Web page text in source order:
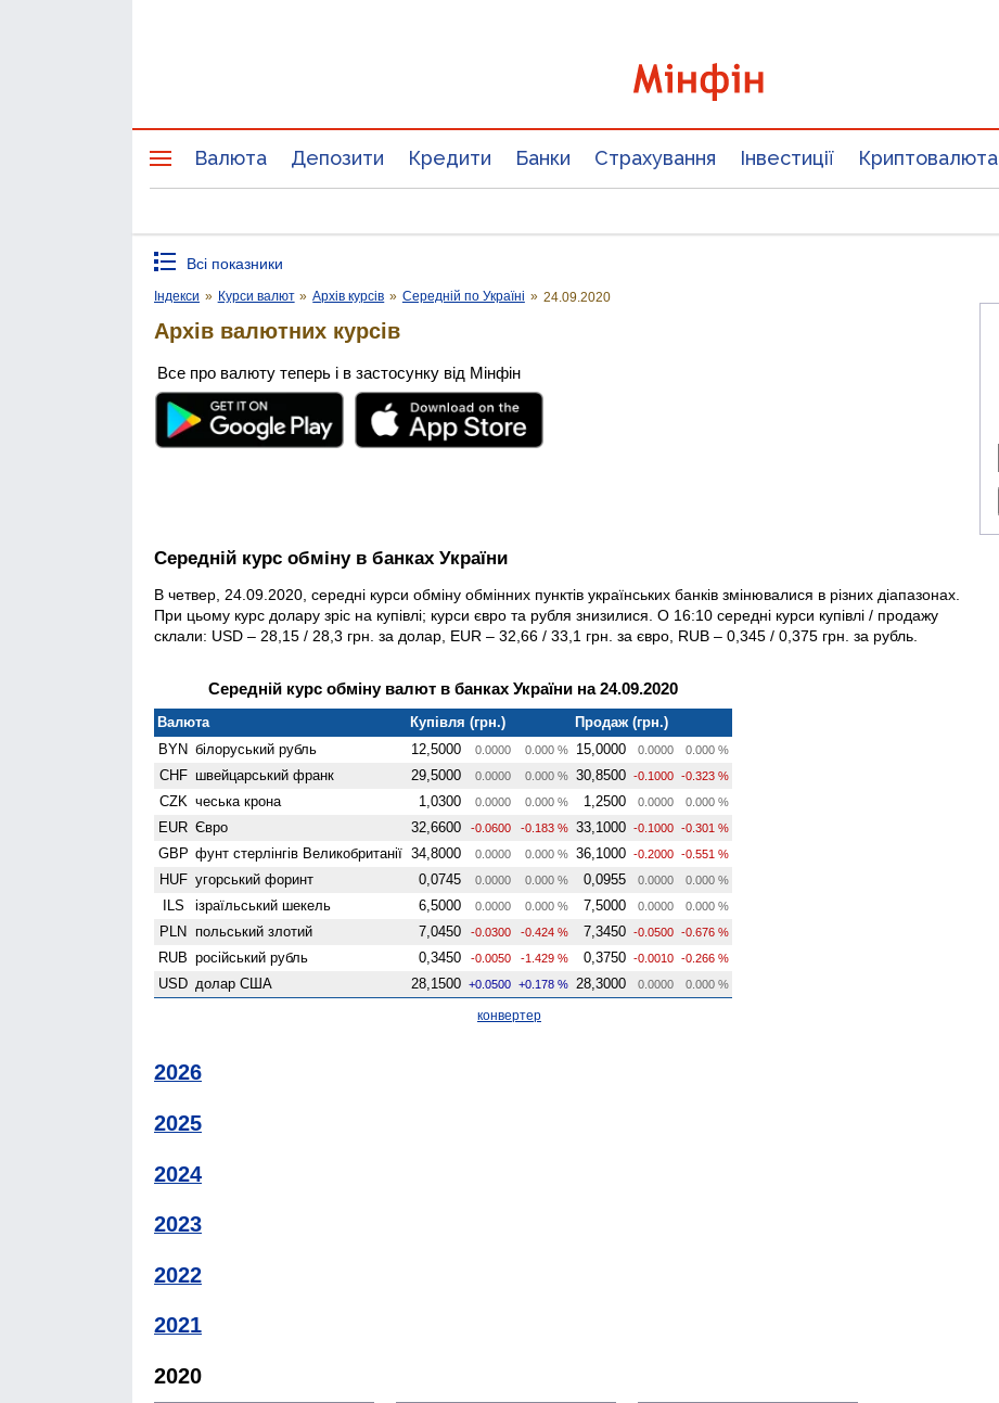
Валюта Депозити Кредити Банки Страхування Інвестиції Криптовалюта
Всі показники
Індекси » Курси валют » Архів курсів » Середній по Україні » 24.09.2020
Архів валютних курсів
Все про валюту теперь і в застосунку від Мінфін
Середній курс обміну в банках України
В четвер, 24.09.2020, середні курси обміну обмінних пунктів українських банків змінювалися в різних діапазонах.
При цьому курс долару зріс на купівлі; курси євро та рубля знизилися. О 16:10 середні курси купівлі / продажу
склали: USD – 28,15 / 28,3 грн. за долар, EUR – 32,66 / 33,1 грн. за євро, RUB – 0,345 / 0,375 грн. за рубль.
Середній курс обміну валют в банках України на 24.09.2020
Валюта Купівля (грн.)
Продаж (грн.)
BYN білоруський рубль 12,5000 0.0000 0.000 % 15,0000 0.0000 0.000 %
CHF швейцарський франк 29,5000 0.0000 0.000 % 30,8500 -0.1000 -0.323 %
CZK чеська крона 1,0300 0.0000 0.000 % 1,2500 0.0000 0.000 %
EUR Євро 32,6600 -0.0600 -0.183 % 33,1000 -0.1000 -0.301 %
GBP фунт стерлінгів Велико­британії 34,8000 0.0000 0.000 % 36,1000 -0.2000 -0.551 %
HUF угорський форинт 0,0745 0.0000 0.000 % 0,0955 0.0000 0.000 %
ILS ізраїльський шекель 6,5000 0.0000 0.000 % 7,5000 0.0000 0.000 %
PLN польський злотий 7,0450 -0.0300 -0.424 % 7,3450 -0.0500 -0.676 %
RUB російський рубль 0,3450 -0.0050 -1.429 % 0,3750 -0.0010 -0.266 %
USD долар США 28,1500 +0.0500 +0.178 % 28,3000 0.0000 0.000 %
конвертер
2026
2025
2024
2023
2022
2021
2020